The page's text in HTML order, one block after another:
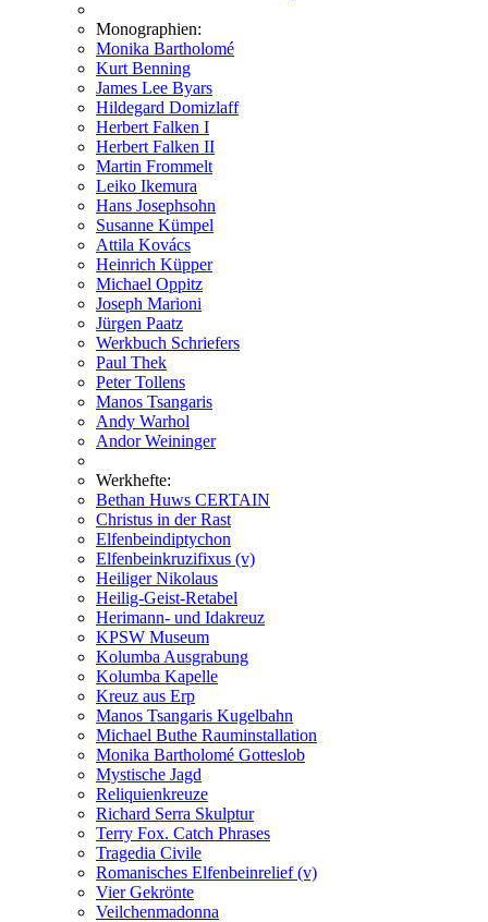
Monographien:
Monika Bartholomé
Kurt Benning
James Lee Byars
Hildegard Domizlaff
Herbert Falken I
Herbert Falken II
Martin Frommelt
Leiko Ikemura
Hans Josephsohn
Susanne Kümpel
Attila Kovács
Heinrich Küpper
Michael Oppitz
Joseph Marioni
Jürgen Paatz
Werkbuch Schriefers
Paul Thek
Peter Tollens
Manos Tsangaris
Andy Warhol
Andor Weininger
Werkhefte:
Bethan Huws CERTAIN
Christus in der Rast
Elfenbeindiptychon
Elfenbeinkruzifixus (v)
Heiliger Nikolaus
Heilig-Geist-Retabel
Herimann- und Idakreuz
KPSW Museum
Kolumba Ausgrabung
Kolumba Kapelle
Kreuz aus Erp
Manos Tsangaris Kugelbahn
Michael Buthe Rauminstallation
Monika Bartholomé Gotteslob
Mystische Jagd
Reliquienkreuze
Richard Serra Skulptur
Terry Fox. Catch Phrases
Tragedia Civile
Romanisches Elfenbeinrelief (v)
Vier Gekrönte
Veilchenmadonna